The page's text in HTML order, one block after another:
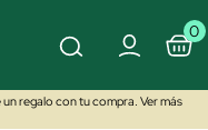
0
regalo con tu compra. Ver más